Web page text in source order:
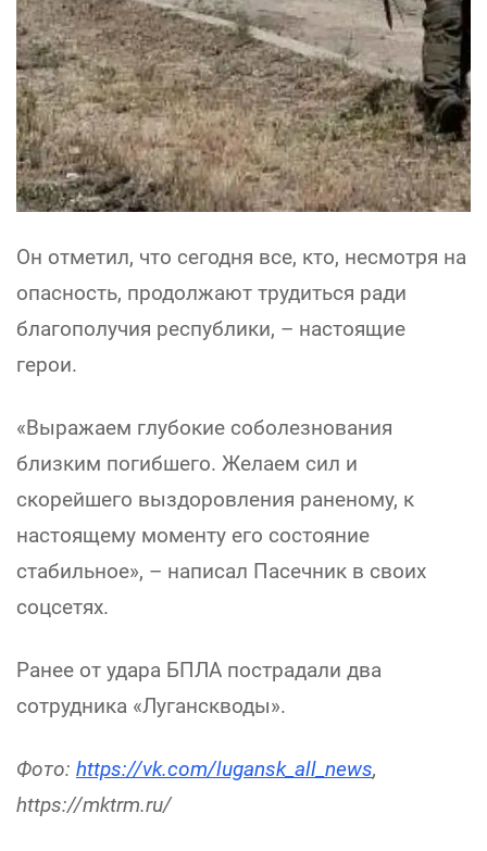
Он отметил, что сегодня все, кто, несмотря на
опасность, продолжают трудиться ради
благополучия республики, – настоящие
герои.
«Выражаем глубокие соболезнования
близким погибшего. Желаем сил и
скорейшего выздоровления раненому, к
настоящему моменту его состояние
стабильное», – написал Пасечник в своих
соцсетях.
Ранее от удара БПЛА пострадали два
сотрудника «Луганскводы».
Фото: https://vk.com/lugansk_all_news,
https://mktrm.ru/